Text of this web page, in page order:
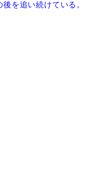
を追い続けている。